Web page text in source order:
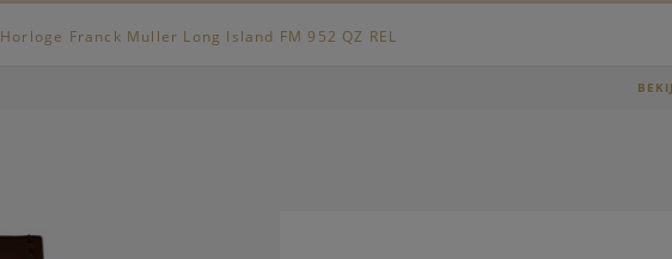
Horloge Franck Muller Long Island FM 952 QZ REL